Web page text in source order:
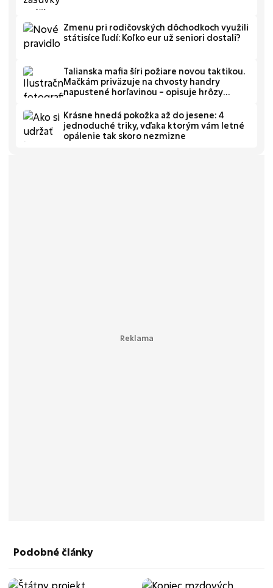
Zmenu pri rodičovských dôchodkoch využili
státisíce ľudí: Koľko eur už seniori dostali?
Talianska mafia šíri požiare novou taktikou.
Mačkám priväzuje na chvosty handry
napustené horľavinou – opisuje hrôzy
Krásne hnedá pokožka až do jesene: 4
jednoduché triky, vďaka ktorým vám letné
opálenie tak skoro nezmizne
Podobné články